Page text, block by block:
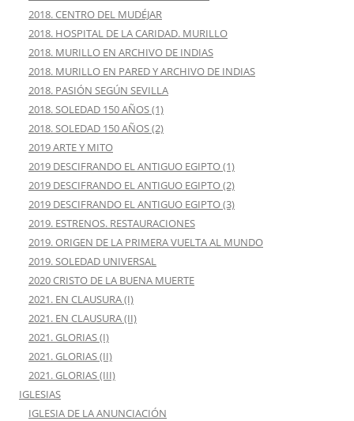
2018. CENTRO DEL MUDÉJAR
2018. HOSPITAL DE LA CARIDAD. MURILLO
2018. MURILLO EN ARCHIVO DE INDIAS
2018. MURILLO EN PARED Y ARCHIVO DE INDIAS
2018. PASIÓN SEGÚN SEVILLA
2018. SOLEDAD 150 AÑOS (1)
2018. SOLEDAD 150 AÑOS (2)
2019 ARTE Y MITO
2019 DESCIFRANDO EL ANTIGUO EGIPTO (1)
2019 DESCIFRANDO EL ANTIGUO EGIPTO (2)
2019 DESCIFRANDO EL ANTIGUO EGIPTO (3)
2019. ESTRENOS. RESTAURACIONES
2019. ORIGEN DE LA PRIMERA VUELTA AL MUNDO
2019. SOLEDAD UNIVERSAL
2020 CRISTO DE LA BUENA MUERTE
2021. EN CLAUSURA (I)
2021. EN CLAUSURA (II)
2021. GLORIAS (I)
2021. GLORIAS (II)
2021. GLORIAS (III)
IGLESIAS
IGLESIA DE LA ANUNCIACIÓN